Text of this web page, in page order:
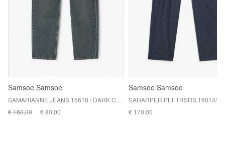
Samsoe Samsoe
€ 160,00
€ 80,00
Samsoe Samsoe
€ 170,00